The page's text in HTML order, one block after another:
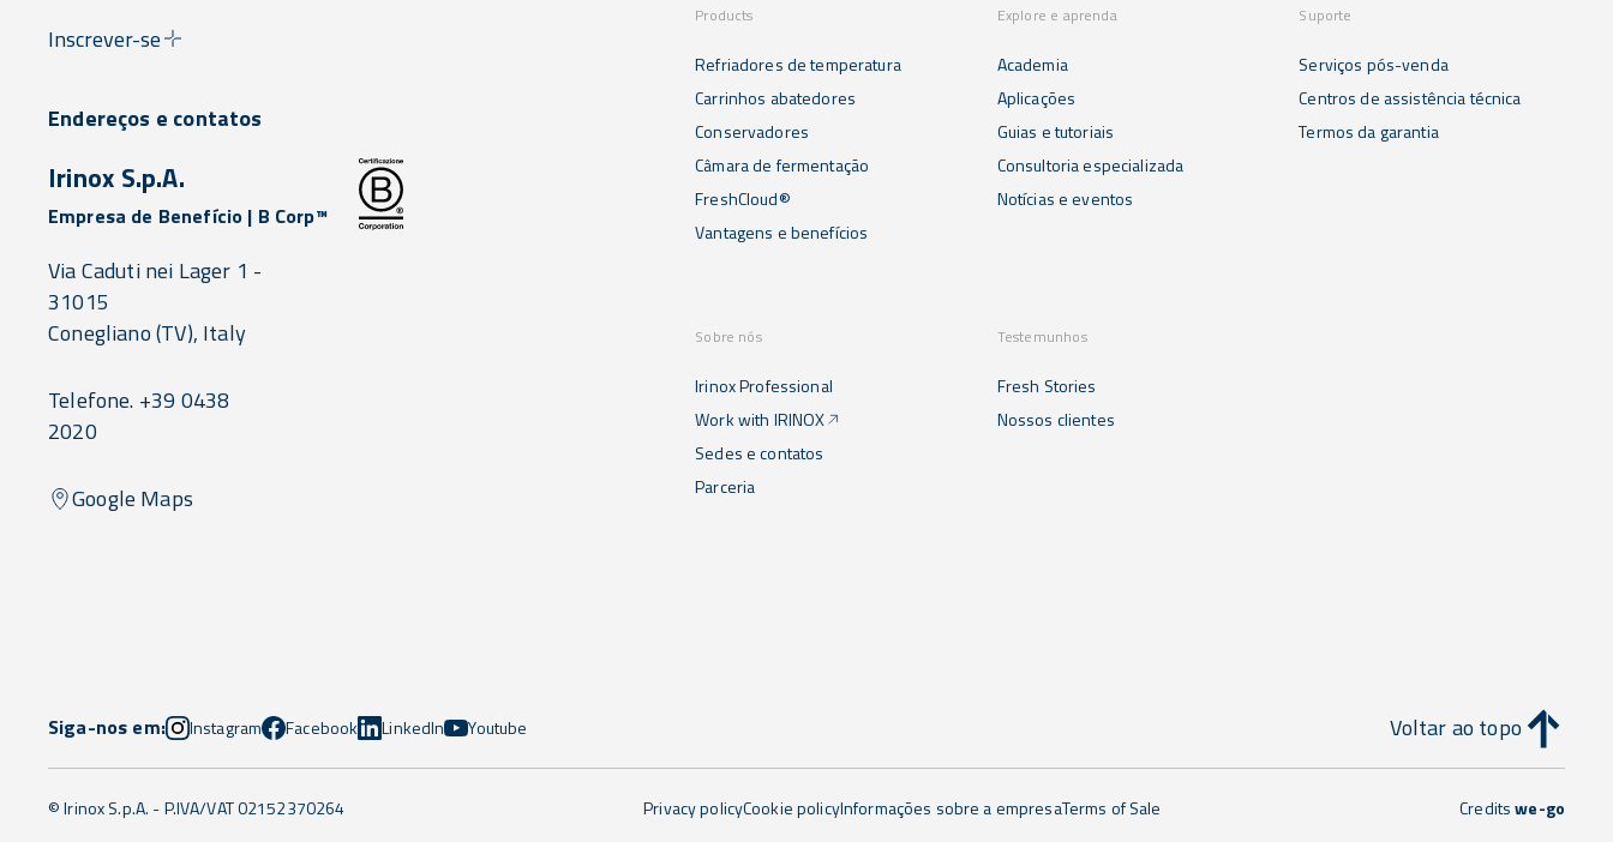
Inscrever-se
Products
Refriadores de temperatura
Carrinhos abatedores
Conservadores
Câmara de fermentação
FreshCloud®
Vantagens e benefícios
Explore e aprenda
Academia
Aplicações
Guias e tutoriais
Consultoria especializada
Notícias e eventos
Suporte
Serviços pós-venda
Centros de assistência técnica
Termos da garantia
Sobre nós
Irinox Professional
Work with IRINOX
Sedes e contatos
Parceria
Testemunhos
Fresh Stories
Nossos clientes
Endereços e contatos
Irinox S.p.A.
Empresa de Benefício | B Corp™
Via Caduti nei Lager 1 -
31015
Conegliano(TV), Italy
Telefone. +39 0438
2020
Google Maps
Siga-nos em: Instagram Facebook LinkedIn Youtube Voltar ao topo
© Irinox S.p.A. - P.IVA/VAT 02152370264 Privacy policyCookie policyInformações sobre a empresaTerms of Sale Creditswe-go